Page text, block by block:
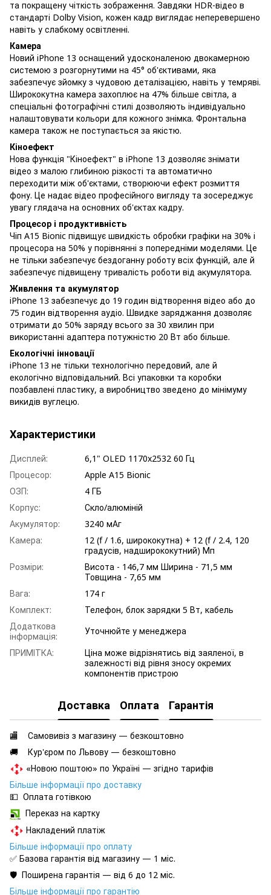
та покращену чіткість зображення. Завдяки HDR-відео в
стандарті Dolby Vision, кожен кадр виглядає неперевершено
навіть у слабкому освітленні.
Камера
Новий iPhone 13 оснащений удосконаленою двокамерною
системою з розгорнутими на 45° об'єктивами, яка
забезпечує зйомку з чудовою деталізацією, навіть у темряві.
Ширококутна камера захоплює на 47% більше світла, а
спеціальні фотографічні стилі дозволяють індивідуально
налаштовувати кольори для кожного знімка. Фронтальна
камера також не поступається за якістю.
Кіноефект
Нова функція "Кіноефект" в iPhone 13 дозволяє знімати
відео з малою глибиною різкості та автоматично
переходити між об'єктами, створюючи ефект розмиття
фону. Це надає відео професійного вигляду та зосереджує
увагу глядача на основних об'єктах кадру.
Процесор і продуктивність
Чіп A15 Bionic підвищує швидкість обробки графіки на 30% і
процесора на 50% у порівнянні з попередніми моделями. Це
не тільки забезпечує бездоганну роботу всіх функцій, але й
забезпечує підвищену тривалість роботи від акумулятора.
Живлення та акумулятор
iPhone 13 забезпечує до 19 годин відтворення відео або до
75 годин відтворення аудіо. Швидке заряджання дозволяє
отримати до 50% заряду всього за 30 хвилин при
використанні адаптера потужністю 20 Вт або більше.
Екологічні інновації
iPhone 13 не тільки технологічно передовий, але й
екологічно відповідальний. Всі упаковки та коробки
позбавлені пластику, а виробництво зведено до мінімуму
викидів вуглецю.
Характеристики
Дисплей:
6,1" OLED 1170x2532 60 Гц
Процесор:
Apple A15 Bionic
ОЗП:
4 ГБ
Корпус:
Скло/алюміній
Акумулятор:
3240 мАг
Камера:
12 (f / 1.6, ширококутна) + 12 (f / 2.4, 120
градусів, надширококутний) Мп
Розміри:
Висота - 146,7 мм Ширина - 71,5 мм
Товщина - 7,65 мм
Вага:
174 г
Комплект:
Телефон, блок зарядки 5 Вт, кабель
Додаткова
інформація:
Уточнюйте у менеджера
ПРИМІТКА:
Ціна може відрізнятись від заяленої, в
залежності від рівня зносу окремих
компонентів пристрою
Доставка Оплата Гарантія
🏬 Самовивіз з магазину — безкоштовно
🚚 Кур'єром по Львову — безкоштовно
«Новою поштою» по Україні — згідно тарифів
Більше інформації про доставку
💵 Оплата готівкою
Переказ на картку
Накладений платіж
Більше інформації про оплату
✅ Базова гарантія від магазину — 1 міс.
🛡️ Поширена гарантія — від 6 до 12 міс.
Більше інформації про гарантію